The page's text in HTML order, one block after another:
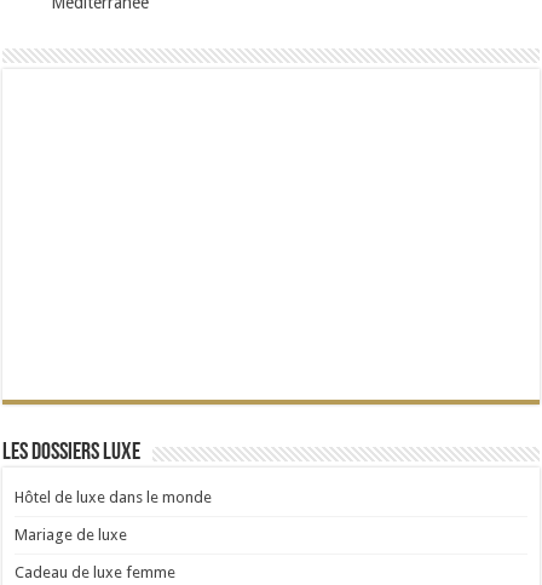
Les dossiers Luxe
Hôtel de luxe dans le monde
Mariage de luxe
Cadeau de luxe femme